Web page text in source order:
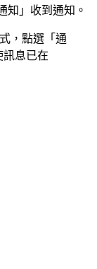
知」收到通知。
，點選「通
訊息已在